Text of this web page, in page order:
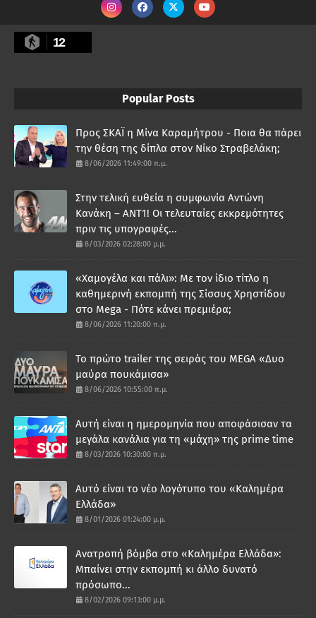
12
Popular Posts
Προς ΣΚΑΪ η Μίνα Καραμήτρου - Ποια θα πάρει
την θέση της δίπλα στον Νίκο Στραβελάκη;
8/06/2026 11:49:00 π.μ.
Στην τελική ευθεία η συμφωνία Αντώνη
Κανάκη – ΑΝΤ1! Οι τελευταίες εκκρεμότητες
πριν τις υπογραφές...
8/03/2026 02:28:00 μ.μ.
«Χαμογέλα και πάλι»: Με τον ίδιο τίτλο η
καθημερινή εκπομπή της Σίσσυς Χρηστίδου
στο Mega - Πότε κάνει πρεμιέρα;
8/06/2026 11:20:00 π.μ.
Το πρώτο trailer της σειράς του MEGA «Δυο
μαύρα πουκάμισα»
8/06/2026 10:55:00 π.μ.
Αυτή είναι η ημερομηνία που αποφάσισαν τα
μεγάλα κανάλια για τη «μάχη» της prime time
8/03/2026 10:30:00 π.μ.
Αυτό είναι το νέο λογότυπο του «Καλημέρα
Ελλάδα»
8/01/2026 01:24:00 μ.μ.
Ανατροπή βόμβα στο «Καλημέρα Ελλάδα»:
Μπαίνει στην εκπομπή κι άλλο δυνατό
πρόσωπο...
8/02/2026 09:13:00 μ.μ.